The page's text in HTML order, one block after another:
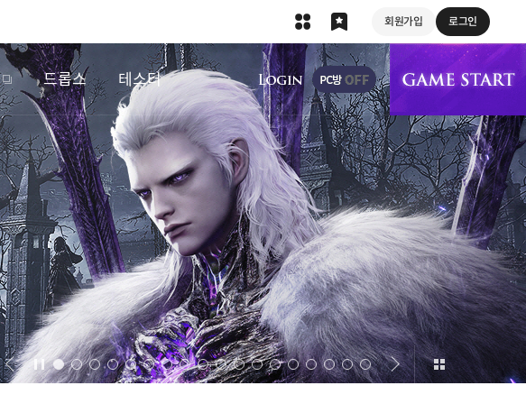
회원가입 로그인
드롭스 테스터
상단 메뉴